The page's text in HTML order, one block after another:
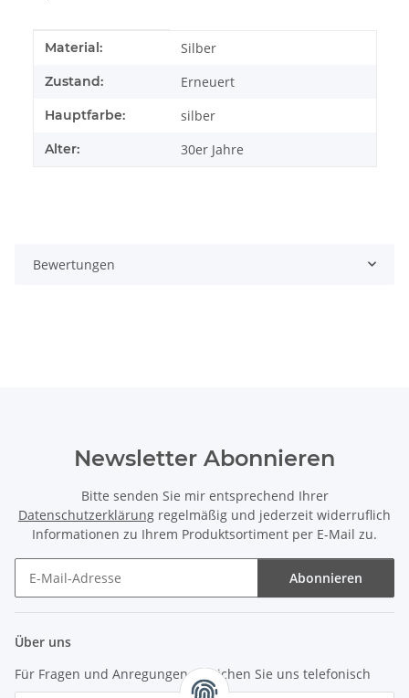
Produkteigenschaft
Wert
Material: Silber
Zustand: Erneuert
Hauptfarbe: silber
Alter: 30er Jahre
Bewertungen
Newsletter Abonnieren
Bitte senden Sie mir entsprechend Ihrer
Datenschutzerklärung regelmäßig und jederzeit widerruflich
Informationen zu Ihrem Produktsortiment per E-Mail zu.
Abonnieren
Über uns
Für Fragen und Anregungen erreichen Sie uns telefonisch